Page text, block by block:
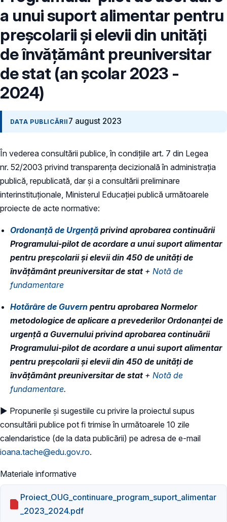
a unui suport alimentar pentru
preşcolarii şi elevii din unităţi
de învăţământ preuniversitar
de stat (an școlar 2023 -
2024)
DATA PUBLICĂRII 7 august 2023
În vederea consultării publice, în condiţiile art. 7 din Legea
nr. 52/2003 privind transparenţa decizională în administraţia
publică, republicată, dar și a consultării preliminare
interinstituționale, Ministerul Educaţiei publică următoarele
proiecte de acte normative:
Ordonanță de Urgență privind aprobarea continuării
Programului-pilot de acordare a unui suport alimentar
pentru preșcolarii și elevii din 450 de unități de
învățământ preuniversitar de stat + Notă de
fundamentare
Hotărâre de Guvern pentru aprobarea Normelor
metodologice de aplicare a prevederilor Ordonanței de
urgență a Guvernului privind aprobarea continuării
Programului-pilot de acordare a unui suport alimentar
pentru preșcolarii și elevii din 450 de unităţi de
învățământ preuniversitar de stat + Notă de
fundamentare.
► Propunerile și sugestiile cu privire la proiectul supus
consultării publice pot fi trimise în următoarele 10 zile
calendaristice (de la data publicării) pe adresa de e-mail
ioana.tache@edu.gov.ro.
Materiale informative
Proiect_OUG_continuare_program_suport_alimentar
_2023_2024.pdf